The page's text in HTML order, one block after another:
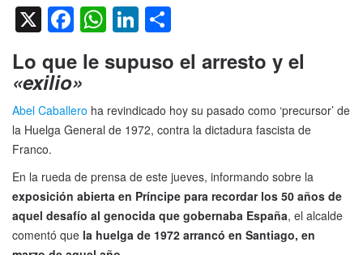
X Facebook
WhatsApp
LinkedIn
Lo que le supuso el arresto y el
«exilio»
Abel Caballero ha revindicado hoy su pasado como ‘precursor’ de
la Huelga General de 1972, contra la dictadura fascista de
Franco.
En la rueda de prensa de este jueves, informando sobre la
exposición abierta en Príncipe para recordar los 50 años de
aquel desafío al genocida que gobernaba España, el alcalde
comentó que la huelga de 1972 arrancó en Santiago, en